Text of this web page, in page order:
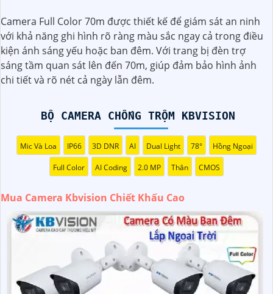
với chiết khấu hấp dẫn? Hãy đến với chúng tôi để nhận ưu
đãi đặc biệt và được tư vấn về giải pháp chính xác nhất
cho nhu cầu an ninh của bạn!"
️🏅️2:"Bạn muốn mua Camera Kbvision với giá ưu đãi và
giải pháp phù hợp? Liên hệ ngay với chúng tôi để được hỗ
"Chúng tôi cam kết cung cấp Camera Kbvision chính
hãng với chiết khấu cao nhất trên thị trường. Hãy đến với
chúng tôi để trải nghiệm dịch vụ tốt nhất và nhận được sự
tư vấn chuyên nghiệp về giải pháp an ninh cần thiết!"
Hy vọng những câu giới thiệu trên sẽ giúp bạn thành công
của bạn. Nếu có bất kỳ yêu cầu hay câu hỏi nào khác, bạn
có thể chia sẻ để tôi hỗ trợ bạn tốt hơn!
Camera Full Color 70m được thiết kế để giám sát an ninh
với khả năng ghi hình rõ ràng màu sắc ngay cả trong điều
kiện ánh sáng yếu hoặc ban đêm. Với trang bị đèn trợ
sáng tầm quan sát lên đến 70m, giúp đảm bảo hình ảnh
chi tiết và rõ nét cả ngày lẫn đêm.
BỘ CAMERA CHỐNG TRỘM KBVISION
Mic Và Loa IP66 3D DNR AI Dual Light 78° Hồng Ngoại
Full Color AI Coding 2.0 MP Thân CMOS
Mua Camera Kbvision Chiết Khấu Cao